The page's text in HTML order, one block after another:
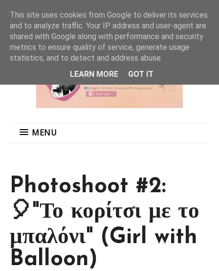
MENU
MENU
Photoshoot #2:
🎈"Το κορίτσι με το
μπαλόνι" (Girl with
Balloon)
This site uses cookies from Google to deliver its services
and to analyze traffic. Your IP address and user-agent are
shared with Google along with performance and security
metrics to ensure quality of service, generate usage
statistics, and to detect and address abuse.
LEARN MORE
GOT IT